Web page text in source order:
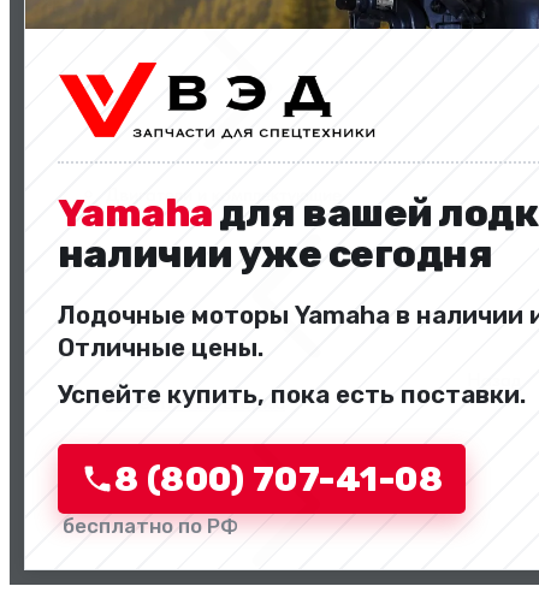
Yamahaдля вашей
наличии уже сегодня
Лодочные моторы Yamaha в наличии
Отличные цены.
Успейте купить, пока есть поставки.
8 (800) 707-41-08
бесплатно по РФ
Двигатели и комплектующие
Перейти в категорию